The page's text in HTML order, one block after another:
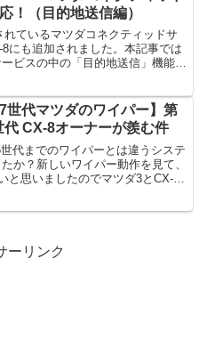
！（目的地送信編）
ているマツダコネクティッドサ
にも追加されました。本記事では
ビスの中の「目的地送信」機能を
7世代マツダのワイパー】第
代 CX-8オーナーが羨む件
代までのワイパーとは違うシステ
か？新しいワイパー動作を見て、
思いましたのでマツダ3とCX-8
ーリンク